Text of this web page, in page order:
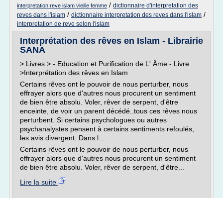
interpretation reve islam vieille femme / dictionnaire d'interpretation des
reves dans l'islam / dictionnaire interpretation des reves dans l'islam /
interpretation de reve selon l'islam
Interprétation des rêves en Islam - Librairie
SANA
> Livres > - Education et Purification de L' Âme - Livre
>Interprétation des rêves en Islam
Certains rêves ont le pouvoir de nous perturber, nous
effrayer alors que d'autres nous procurent un sentiment
de bien être absolu. Voler, rêver de serpent, d'être
enceinte, de voir un parent décédé..tous ces rêves nous
perturbent. Si certains psychologues ou autres
psychanalystes pensent à certains sentiments refoulés,
les avis divergent. Dans l...
Certains rêves ont le pouvoir de nous perturber, nous
effrayer alors que d'autres nous procurent un sentiment
de bien être absolu. Voler, rêver de serpent, d'être...
Lire la suite